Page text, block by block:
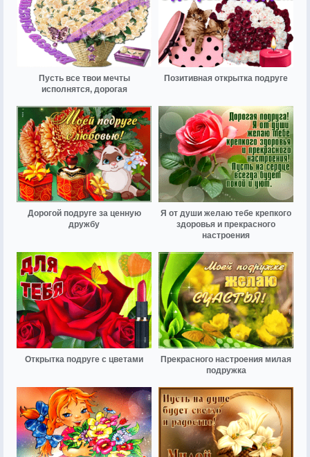
Пусть все твои мечты
исполнятся, дорогая
Позитивная открытка подруге
Дорогой подруге за ценную
дружбу
Я от души желаю тебе крепкого
здоровья и прекрасного
настроения
Открытка подруге с цветами
Прекрасного настроения милая
подружка